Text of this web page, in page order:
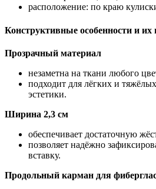
расположение: по краю
Конструктивные особенности и
Прозрачный материал
незаметна на ткани любого
подходит для лёгких и
эстетики.
Ширина 2,3 см
обеспечивает достаточную
позволяет надёжно
вставку.
Продольный карман для